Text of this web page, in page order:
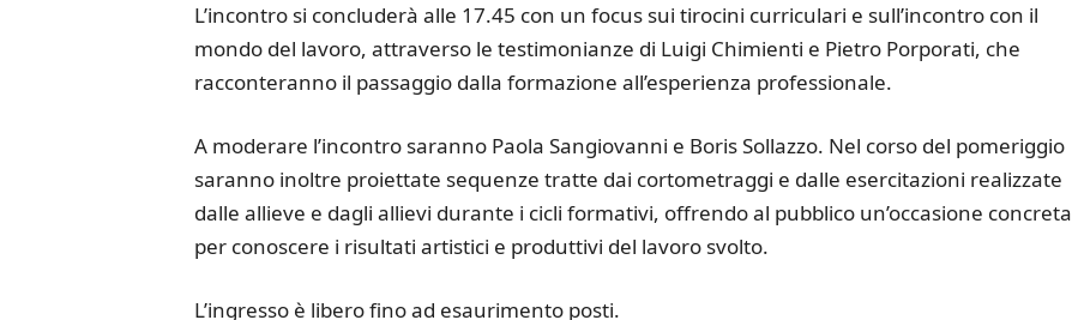
L’incontro si concluderà alle 17.45 con un focus sui tirocini curriculari e sull’incontro con il
mondo del lavoro, attraverso le testimonianze di Luigi Chimienti e Pietro Porporati, che
racconteranno il passaggio dalla formazione all’esperienza professionale.
A moderare l’incontro saranno Paola Sangiovanni e Boris Sollazzo. Nel corso del pomeriggio
saranno inoltre proiettate sequenze tratte dai cortometraggi e dalle esercitazioni realizzate
dalle allieve e dagli allievi durante i cicli formativi, offrendo al pubblico un’occasione concreta
per conoscere i risultati artistici e produttivi del lavoro svolto.
L’ingresso è libero fino ad esaurimento posti.